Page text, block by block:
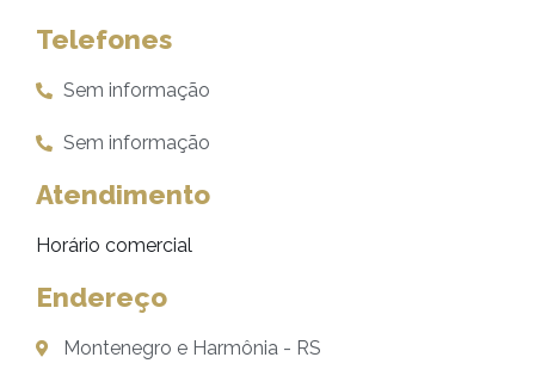
Telefones
Sem informação
Sem informação
Atendimento
Horário comercial
Endereço
Montenegro e Harmônia - RS